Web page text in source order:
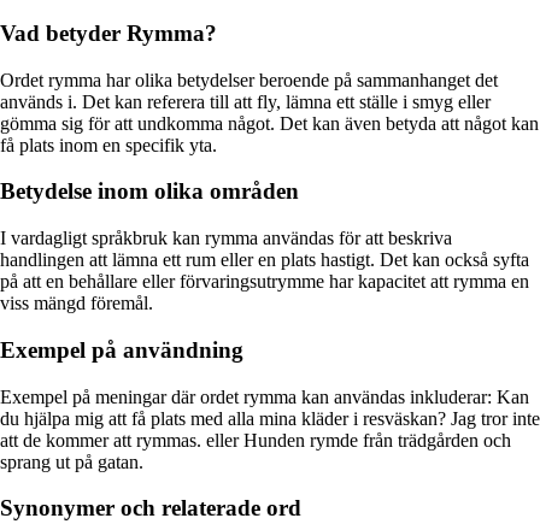
Vad betyder Rymma?
Ordet rymma har olika betydelser beroende på sammanhanget det
används i. Det kan referera till att fly, lämna ett ställe i smyg eller
gömma sig för att undkomma något. Det kan även betyda att något kan
få plats inom en specifik yta.
Betydelse inom olika områden
I vardagligt språkbruk kan rymma användas för att beskriva
handlingen att lämna ett rum eller en plats hastigt. Det kan också syfta
på att en behållare eller förvaringsutrymme har kapacitet att rymma en
viss mängd föremål.
Exempel på användning
Exempel på meningar där ordet rymma kan användas inkluderar: Kan
du hjälpa mig att få plats med alla mina kläder i resväskan? Jag tror inte
att de kommer att rymmas. eller Hunden rymde från trädgården och
sprang ut på gatan.
Synonymer och relaterade ord